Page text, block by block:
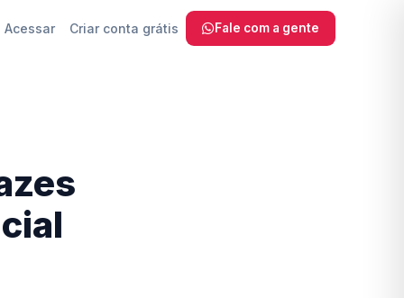
IA
Fazer
Acessar Criar conta grátis Fale com a gente